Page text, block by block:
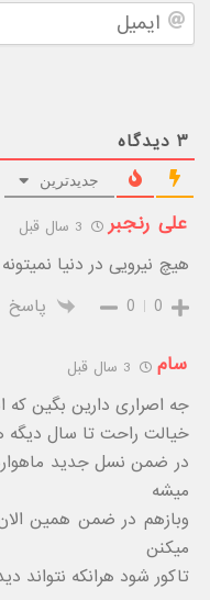
۳ دیدگاه
جدیدترین
علی رنجبر 3 سال قبل
هیچ نیرویی در دنیا
0
0 پاسخ
سام 3 سال قبل
جه اصراری دارین بگین که
خیالت راحت تا سال
در ضمن نسل جدید
میشه
وبازهم در ضمن همین الان
میکنن
تاکور شود هرانکه نتواند